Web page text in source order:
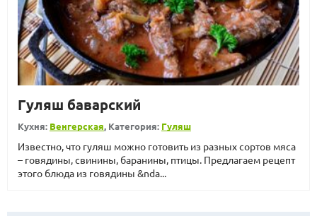
Гуляш баварский
Кухня: Венгерская, Категория: Гуляш
Известно, что гуляш можно готовить из разных сортов мяса
– говядины, свинины, баранины, птицы. Предлагаем рецепт
этого блюда из говядины &nda...